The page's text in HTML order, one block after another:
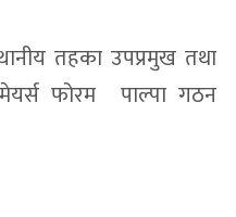
तहका उपप्रमुख तथा
फोरम पाल्पा गठन